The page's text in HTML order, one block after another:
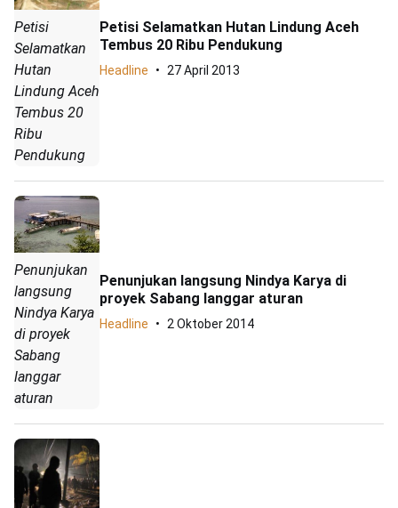
Petisi
Selamatkan
Hutan
Lindung Aceh
Tembus 20
Ribu
Pendukung
Petisi Selamatkan Hutan Lindung Aceh
Tembus 20 Ribu Pendukung
Headline 27 April 2013
Penunjukan
langsung
Nindya Karya
di proyek
Sabang
langgar
aturan
Penunjukan langsung Nindya Karya di
proyek Sabang langgar aturan
Headline 2 Oktober 2014